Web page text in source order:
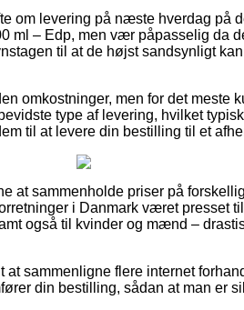
om levering på næste hverdag på
ml – Edp, men vær påpasselig da
til at de højst sandsynligt
omkostninger, men for det meste
type af levering, hvilket
til at levere din bestilling til et
at sammenholde priser på
i Danmark været presset
også til kvinder og mænd –
sammenligne flere internet
din bestilling, sådan at man er